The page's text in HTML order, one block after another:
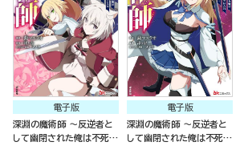
電子版
深淵の魔術師 ～反逆者と
して幽閉された俺は不死の
電子版
深淵の魔術師 ～反逆者と
して幽閉された俺は不死の